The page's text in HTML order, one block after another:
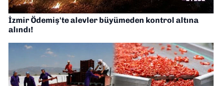
İzmir Ödemiş'te alevler büyümeden kontrol altına
alındı!